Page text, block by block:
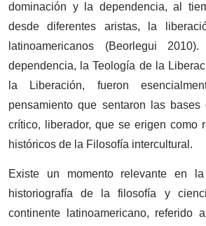
dominación y la dependencia, al
desde diferentes aristas, la
latinoamericanos (Beorlegui
dependencia, la Teología de la
la Liberación, fueron
pensamiento que sentaron las
crítico, liberador, que se erigen como
históricos de la Filosofía intercultural.
Existe un momento relevante en
historiografía de la filosofía y
continente latinoamericano, referido